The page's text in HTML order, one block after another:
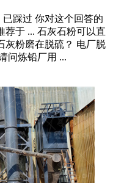
踩过 你对这个回答的
荐于 ... 石灰石粉可以直
灰粉磨在脱硫？ 电厂脱
问炼铅厂用 ...